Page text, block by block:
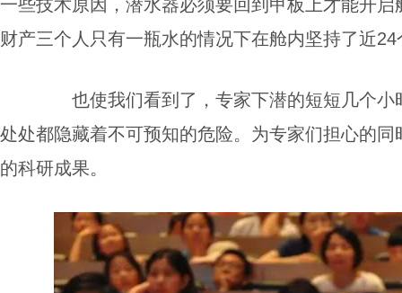
一些技术原因，潜水器必须要回到甲板上才能开
财产三个人只有一瓶水的情况下在舱内坚持了近24
也使我们看到了，专家下潜的短短几个小
处处都隐藏着不可预知的危险。为专家们担心的
的科研成果。